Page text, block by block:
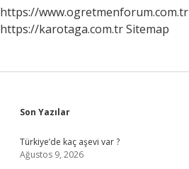
https://www.ogretmenforum.com.tr
https://karotaga.com.trSitemap
Sidebar
Son Yazılar
Türkiye’de kaç aşevi var ?
Ağustos 9, 2026